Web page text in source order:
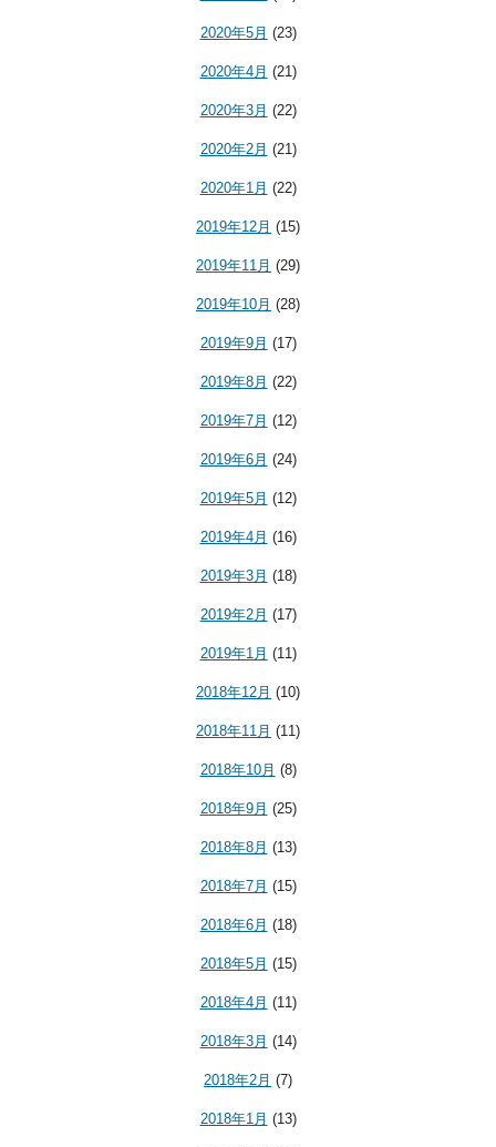
2020年5月 (23)
2020年4月 (21)
2020年3月 (22)
2020年2月 (21)
2020年1月 (22)
2019年12月 (15)
2019年11月 (29)
2019年10月 (28)
2019年9月 (17)
2019年8月 (22)
2019年7月 (12)
2019年6月 (24)
2019年5月 (12)
2019年4月 (16)
2019年3月 (18)
2019年2月 (17)
2019年1月 (11)
2018年12月 (10)
2018年11月 (11)
2018年10月 (8)
2018年9月 (25)
2018年8月 (13)
2018年7月 (15)
2018年6月 (18)
2018年5月 (15)
2018年4月 (11)
2018年3月 (14)
2018年2月 (7)
2018年1月 (13)